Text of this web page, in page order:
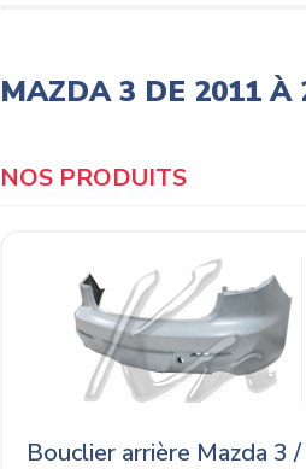
MAZDA 3 DE 2011
Bouclier arrière Mazda 3 /